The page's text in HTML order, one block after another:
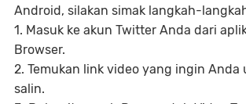
Android, silakan simak langkah-
1. Masuk ke akun Twitter Anda dari
Browser.
2. Temukan link video yang ingin Anda
salin.